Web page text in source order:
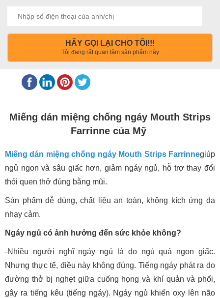
HÃY GỌI LẠI CHO TÔI!!!
Tôi đang rất quan tâm sản phẩm này
Miếng dán miệng chống ngáy Mouth Strips
Farrinne của Mỹ
Miếng dán miệng chống ngáy Mouth Strips Farrinnegiúp
ngủ ngon và sâu giấc hơn, giảm ngáy ngủ, hỗ trợ thay đổi
thói quen thở đúng bằng mũi.
Sản phẩm dễ dùng, chất liệu an toàn, không kích ứng da
nhạy cảm.
Ngáy ngủ có ảnh hưởng đến sức khỏe không?
-Nhiều người nghĩ ngáy ngủ là do ngủ quá ngon giấc.
Nhưng thực tế, điều này không đúng. Tiếng ngáy phát ra do
đường thở bị nghẹt giữa cuống họng và khí quản và phổi,
gây ra tiếng kêu (tiếng ngáy). Ngáy ngủ khiến oxy lên não